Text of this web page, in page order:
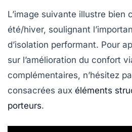
L’image suivante illustre bien
été/hiver, soulignant
d’isolation performant. Pour
sur l’amélioration du confort
complémentaires, n’hésitez
consacrées aux éléments
porteurs.